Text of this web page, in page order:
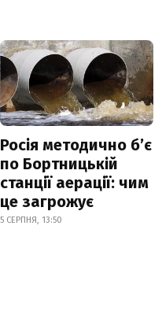
Росія методично б’є
по Бортницькій
станції аерації: чим
це загрожує
5 СЕРПНЯ, 13:50